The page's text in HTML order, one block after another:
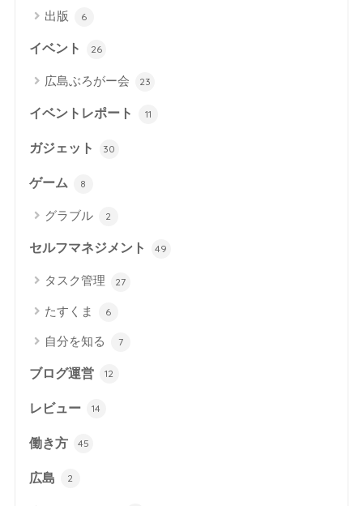
出版 6
イベント 26
広島ぶろがー会 23
イベントレポート 11
ガジェット 30
ゲーム 8
グラブル 2
セルフマネジメント 49
タスク管理 27
たすくま 6
自分を知る 7
ブログ運営 12
レビュー 14
働き方 45
広島 2